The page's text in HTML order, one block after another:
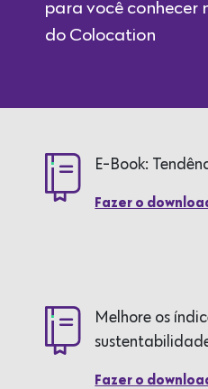
para você conhecer
do Colocation
E-Book:
Fazer o
Melhore os
Fazer o